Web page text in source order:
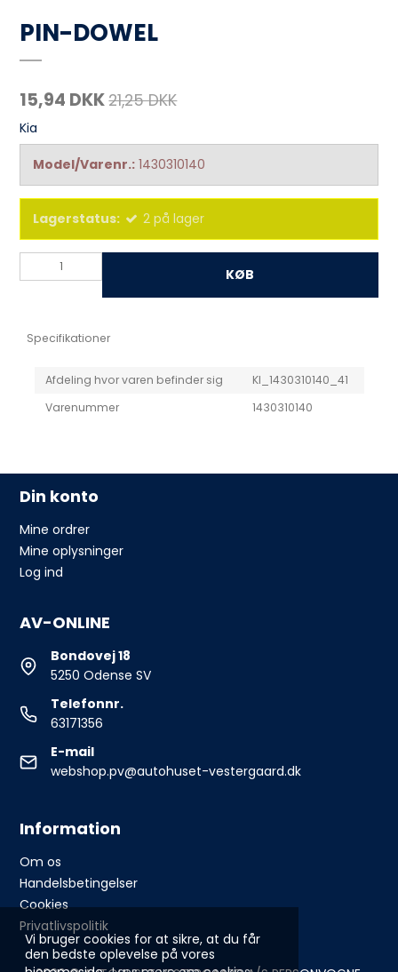
Vi bruger cookies for at sikre, at du får
den bedste oplevelse på vores
PIN-DOWEL
15,94 DKK21,25 DKK
Kia
Model/Varenr.: 1430310140
Lagerstatus: 2 på lager
KØB
Specifikationer
Afdeling hvor varen befinder sig
KI_1430310140_41
Varenummer
1430310140
Din konto
Mine ordrer
Mine oplysninger
Log ind
AV-ONLINE
Bondovej 18
5250 Odense SV
Telefonnr.
63171356
E-mail
webshop.pv@autohuset-vestergaard.dk
Information
Om os
Handelsbetingelser
Cookies
Privatlivspolitik